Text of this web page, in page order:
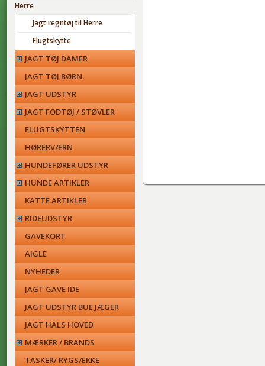
Herre
Jagt regntøj til Herre
Flugtskytte
JAGT TØJ DAMER
JAGT TØJ BØRN.
JAGT UDSTYR
JAGT FODTØJ / STØVLER
FLUGTSKYTTEN
HØRERVÆRN
HUNDEFØRER UDSTYR
HUNDE ARTIKLER
KATTE ARTIKLER
RIDEUDSTYR
GAVEKORT
AIGLE
NYHEDER
JAGT GAVE IDE
JAGT UDSTYR BUE JÆGER
JAGT HALS HOVED
MÆRKER / BRANDS
TASKER/ RYGSÆKKE